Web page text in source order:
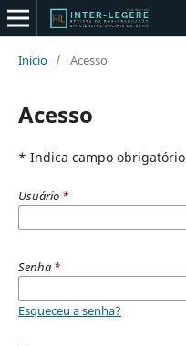
Início / Acesso
Acesso
* Indica campo obrigatório
Usuário *
Senha *
Esqueceu a senha?